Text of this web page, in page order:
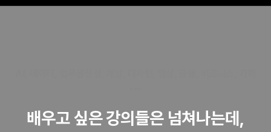
배우고 싶은 강의들은 넘쳐나는데,